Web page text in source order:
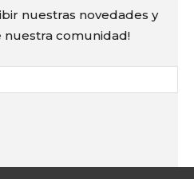
nuestras novedades y
comunidad!